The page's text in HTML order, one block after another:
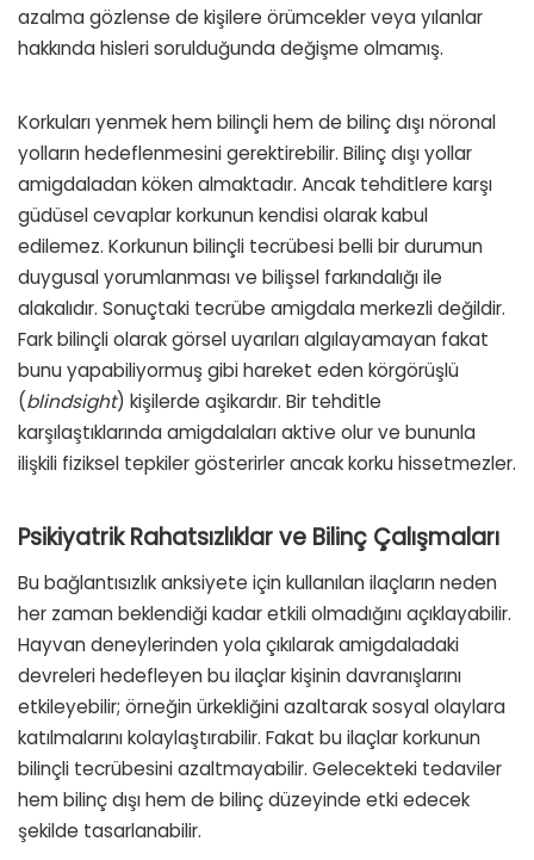
azalma gözlense de kişilere örümcekler veya yılanlar
hakkında hisleri sorulduğunda değişme olmamış.
Korkuları yenmek hem bilinçli hem de bilinç dışı nöronal
yolların hedeflenmesini gerektirebilir. Bilinç dışı yollar
amigdaladan köken almaktadır. Ancak tehditlere karşı
güdüsel cevaplar korkunun kendisi olarak kabul
edilemez. Korkunun bilinçli tecrübesi belli bir durumun
duygusal yorumlanması ve bilişsel farkındalığı ile
alakalıdır. Sonuçtaki tecrübe amigdala merkezli değildir.
Fark bilinçli olarak görsel uyarıları algılayamayan fakat
bunu yapabiliyormuş gibi hareket eden körgörüşlü
(blindsight) kişilerde aşikardır. Bir tehditle
karşılaştıklarında amigdalaları aktive olur ve bununla
ilişkili fiziksel tepkiler gösterirler ancak korku hissetmezler.
Psikiyatrik Rahatsızlıklar ve Bilinç Çalışmaları
Bu bağlantısızlık anksiyete için kullanılan ilaçların neden
her zaman beklendiği kadar etkili olmadığını açıklayabilir.
Hayvan deneylerinden yola çıkılarak amigdaladaki
devreleri hedefleyen bu ilaçlar kişinin davranışlarını
etkileyebilir; örneğin ürkekliğini azaltarak sosyal olaylara
katılmalarını kolaylaştırabilir. Fakat bu ilaçlar korkunun
bilinçli tecrübesini azaltmayabilir. Gelecekteki tedaviler
hem bilinç dışı hem de bilinç düzeyinde etki edecek
şekilde tasarlanabilir.